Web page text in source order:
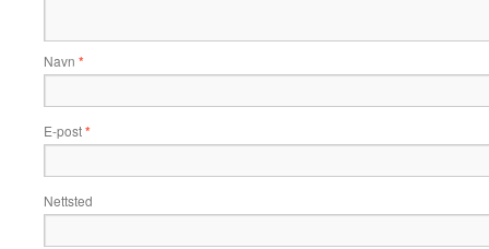
Navn *
E-post*
Nettsted